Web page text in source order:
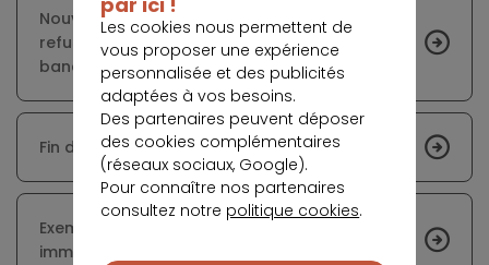
Nouvelle chance pour les prêts immobiliers
refusés grâce au dispositif de « revue » des
banques
Fin du dispositif Pinel le 31 décembre 2024
Exemption à la rénovation énergétique
immobilière : les cas prévus par la loi
Les cookies nous permettent de
vous proposer une expérience
personnalisée et des publicités
adaptées à vos besoins.
Des partenaires peuvent déposer
des cookies complémentaires
(réseaux sociaux, Google).
Pour connaître nos partenaires
consultez notre politique cookies.